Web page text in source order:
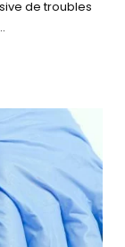
de troubles